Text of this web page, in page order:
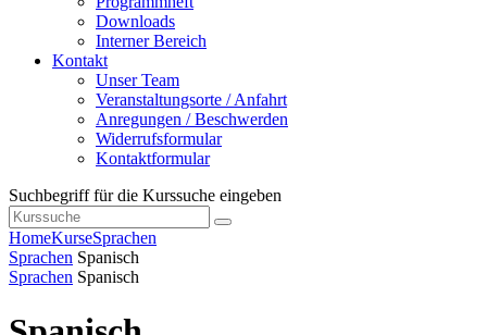
Downloads
Interner Bereich
Kontakt
Unser Team
Veranstaltungsorte / Anfahrt
Anregungen / Beschwerden
Widerrufsformular
Kontaktformular
Suchbegriff für die Kurssuche eingeben
HomeKurseSprachen
Sprachen Spanisch
Sprachen Spanisch